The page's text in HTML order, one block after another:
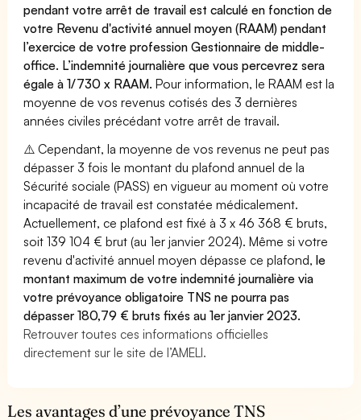
pendant votre arrêt de travail est calculé en fonction de
votre Revenu d'activité annuel moyen (RAAM) pendant
l’exercice de votre profession Gestionnaire de middle-
office. L’indemnité journalière que vous percevrez sera
égale à 1/730 x RAAM. Pour information, le RAAM est la
moyenne de vos revenus cotisés des 3 dernières
années civiles précédant votre arrêt de travail.
⚠️ Cependant, la moyenne de vos revenus ne peut pas
dépasser 3 fois le montant du plafond annuel de la
Sécurité sociale (PASS) en vigueur au moment où votre
incapacité de travail est constatée médicalement.
Actuellement, ce plafond est fixé à 3 x 46 368 € bruts,
soit 139 104 € brut (au 1er janvier 2024). Même si votre
revenu d'activité annuel moyen dépasse ce plafond,le
montant maximum de votre indemnité journalière via
votre prévoyance obligatoire TNS ne pourra pas
dépasser 180,79 € bruts fixés au 1er janvier 2023.
Retrouver toutes ces informations officielles
directement sur le site de l’AMELI.
Les avantages d’une prévoyance TNS